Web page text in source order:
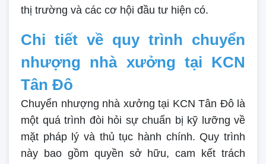
thị trường và các cơ hội đầu tư hiện có.
Chi tiết về quy trình chuyển
nhượng nhà xưởng tại KCN
Tân Đô
Chuyển nhượng nhà xưởng tại KCN Tân Đô là
một quá trình đòi hỏi sự chuẩn bị kỹ lưỡng về
mặt pháp lý và thủ tục hành chính. Quy trình
này bao gồm quyền sở hữu, cam kết trách